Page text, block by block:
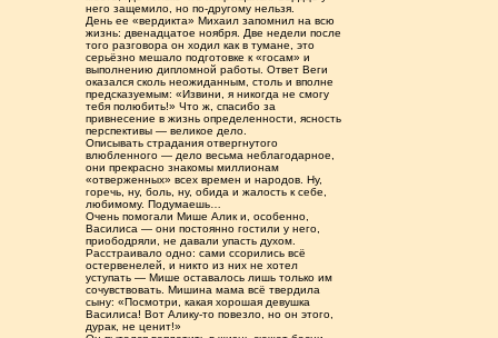
него защемило, но по-другому нельзя.
День ее «вердикта» Михаил запомнил на всю
жизнь: двенадцатое ноября. Две недели после
того разговора он ходил как в тумане, это
серьёзно мешало подготовке к «госам» и
выполнению дипломной работы. Ответ Веги
оказался сколь неожиданным, столь и вполне
предсказуемым: «Извини, я никогда не смогу
тебя полюбить!» Что ж, спасибо за
привнесение в жизнь определенности, ясность
перспективы — великое дело.
Описывать страдания отвергнутого
влюбленного — дело весьма неблагодарное,
они прекрасно знакомы миллионам
«отверженных» всех времен и народов. Ну,
горечь, ну, боль, ну, обида и жалость к себе,
любимому. Подумаешь…
Очень помогали Мише Алик и, особенно,
Василиса — они постоянно гостили у него,
приободряли, не давали упасть духом.
Расстраивало одно: сами ссорились всё
остервенелей, и никто из них не хотел
уступать — Мише оставалось лишь только им
сочувствовать. Мишина мама всё твердила
сыну: «Посмотри, какая хорошая девушка
Василиса! Вот Алику-то повезло, но он этого,
дурак, не ценит!»